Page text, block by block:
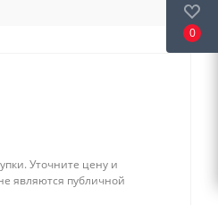
Уточните цену и
являются публичной
0